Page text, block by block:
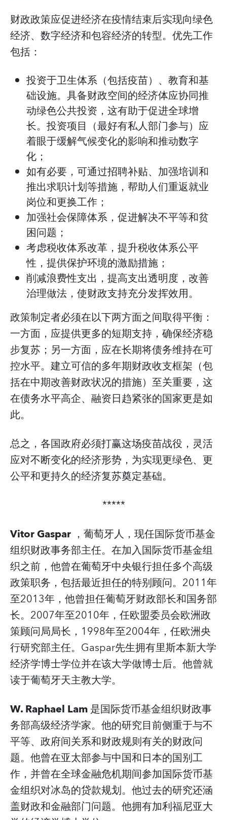
财政政策应促进经济在疫情结束后实现向绿色
经济、数字经济和包容经济的转型。优先工作
包括：
投资于卫生体系（包括疫苗）、教育和基
础设施。具备财政空间的经济体应协同推
动绿色公共投资，这有助于促进全球增
长。投资项目（最好有私人部门参与）应
着眼于缓解气候变化的影响和推动数字
化；
如有必要，可通过招聘补贴、加强培训和
推出求职计划等措施，帮助人们重返就业
岗位和更换工作；
加强社会保障体系，促进解决不平等和贫
困问题；
考虑税收体系改革，提升税收体系公平
性，提供保护环境的激励措施；
削减浪费性支出，提高支出透明度，改善
治理做法，使财政支持充分发挥效用。
政策制定者必须在以下两方面之间取得平衡：
一方面，应提供更多的短期支持，确保经济稳
步复苏；另一方面，应在长期将债务维持在可
控水平。建立可信的多年期财政收支框架（包
括在中期改善财政状况的措施）至关重要，这
在债务水平高企、融资日趋紧张的国家更是如
此。
总之，各国政府必须打赢这场疫苗战役，灵活
应对不断变化的经济形势，为实现更绿色、更
公平和更持久的经济复苏奠定基础。
*****
Vitor Gaspar ，葡萄牙人，现任国际货币基金
组织财政事务部主任。在加入国际货币基金组
织之前，他曾在葡萄牙中央银行担任多个高级
政策职务，包括最近担任的特别顾问。2011年
至2013年，他曾担任葡萄牙财政部长和国务部
长。2007年至2010年，任欧盟委员会欧洲政
策顾问局局长，1998年至2004年，任欧洲央
行研究部主任。Gaspar先生拥有里斯本新大学
经济学博士学位并在该大学做博士后。他曾就
读于葡萄牙天主教大学。
W. Raphael Lam是国际货币基金组织财政事
务部高级经济学家。他的研究目前侧重于与不
平等、政府间关系和财政规则有关的财政问
题。他曾在亚太部参与中国和日本的国别工
作，并曾在全球金融危机期间参加国际货币基
金组织对冰岛的贷款规划。他过去的研究还涵
盖财政和金融部门问题。他拥有加利福尼亚大